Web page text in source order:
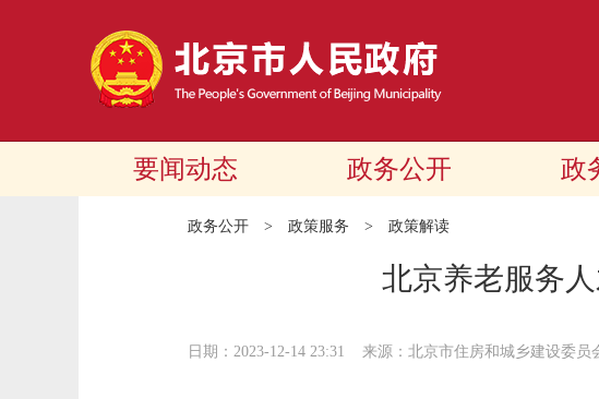
要闻动态 政务公开 政
政务公开 > 政策服务 > 政策解读
北京养老服务
日期：2023-12-14 23:31 来源：北京市住房和城乡建设委员